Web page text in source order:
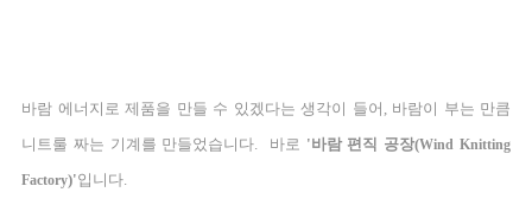
바람 에너지로 제품을 만들 수 있겠다는 생각이 들어, 바람이 부는 만큼
니트룰 짜는 기계를 만들었습니다. 바로 '바람 편직 공장(Wind Knitting
Factory)'입니다.